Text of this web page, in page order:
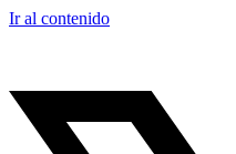
Ir al contenido